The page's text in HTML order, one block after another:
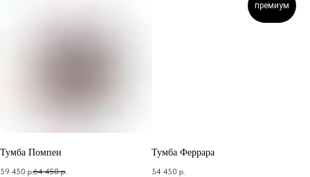
Тумба Помпеи
59 450 р.64 450 р.
премиум
Тумба Феррара
54 450 р.